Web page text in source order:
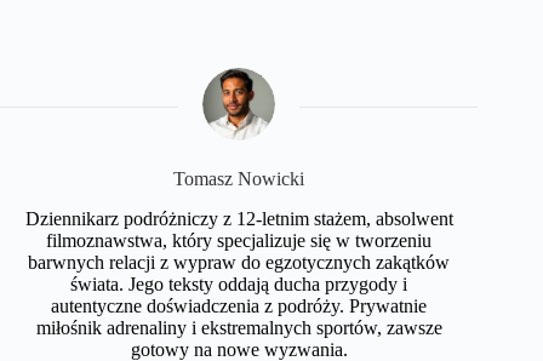
Tomasz Nowicki
Dziennikarz podróżniczy z 12-letnim stażem, absolwent
filmoznawstwa, który specjalizuje się w tworzeniu
barwnych relacji z wypraw do egzotycznych zakątków
świata. Jego teksty oddają ducha przygody i
autentyczne doświadczenia z podróży. Prywatnie
miłośnik adrenaliny i ekstremalnych sportów, zawsze
gotowy na nowe wyzwania.